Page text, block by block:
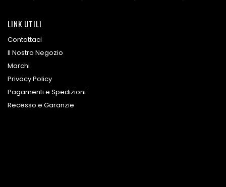
LINK UTILI
Contattaci
Il Nostro Negozio
Marchi
Privacy Policy
Pagamenti e Spedizioni
Recesso e Garanzie